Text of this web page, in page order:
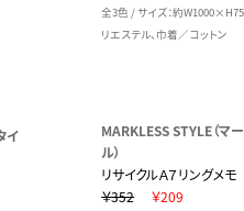
全3色 / サイズ：約
リエステル、巾着／コットン
イ
MARKLESS STYLE（マ
ル）
リサイクルＡ７リングメモ
￥352
￥209